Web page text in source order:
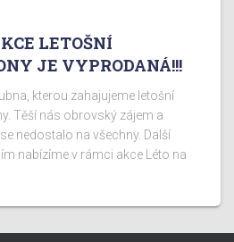
LETOŠNÍ
JE VYPRODANÁ!!!
kterou zahajujeme letošní
Těší nás obrovský zájem a
nedostalo na všechny. Další
nabízíme v rámci akce Léto na